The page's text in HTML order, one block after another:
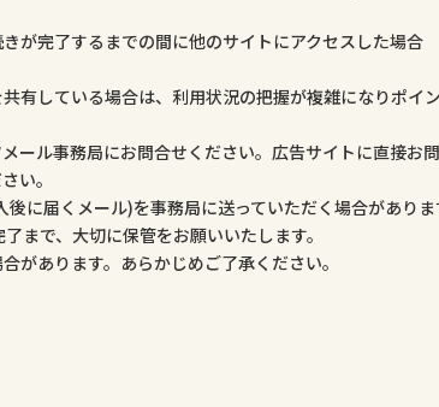
が完了するまでの間に他のサイトにアクセスした場合
有している場合は、利用状況の把握が複雑になりポイン
ール事務局にお問合せください。広告サイトに直接お問
い。
に届くメール)を事務局に送っていただく場合がありま
まで、大切に保管をお願いいたします。
があります。あらかじめご了承ください。